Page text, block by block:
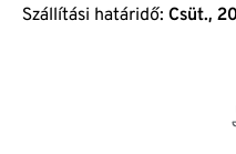
Szállítási határidő: Csüt.,